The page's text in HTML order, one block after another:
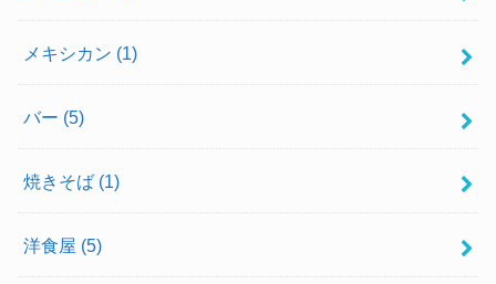
メキシカン (1)
バー (5)
焼きそば (1)
洋食屋 (5)